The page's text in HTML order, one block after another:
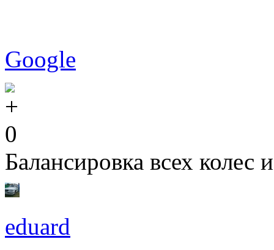
Google
0
Балансировка всех колес
eduard